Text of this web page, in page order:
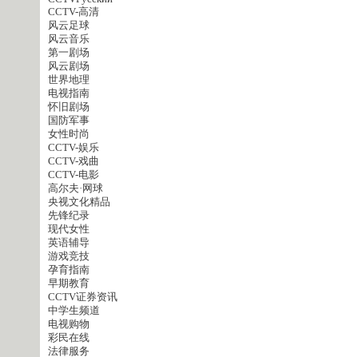
CCTV-高清
风云足球
风云音乐
第一剧场
风云剧场
世界地理
电视指南
怀旧剧场
国防军事
女性时尚
CCTV-娱乐
CCTV-戏曲
CCTV-电影
高尔夫·网球
央视文化精品
先锋纪录
现代女性
英语辅导
游戏竞技
孕育指南
早期教育
CCTV证券资讯
中学生频道
电视购物
彩民在线
法律服务